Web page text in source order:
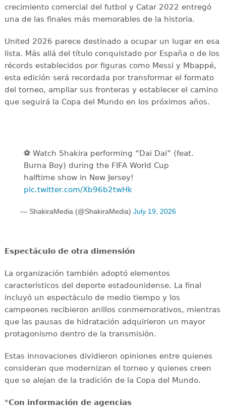
crecimiento comercial del futbol y Catar 2022 entregó
una de las finales más memorables de la historia.
United 2026 parece destinado a ocupar un lugar en esa
lista. Más allá del título conquistado por España o de los
récords establecidos por figuras como Messi y Mbappé,
esta edición será recordada por transformar el formato
del torneo, ampliar sus fronteras y establecer el camino
que seguirá la Copa del Mundo en los próximos años.
⚽️️ Watch Shakira performing “Dai Dai” (feat.
Burna Boy) during the FIFA World Cup
halftime show in New Jersey!
pic.twitter.com/Xb96b2twHk
— ShakiraMedia (@ShakiraMedia) July 19, 2026
Espectáculo de otra dimensión
La organización también adoptó elementos
característicos del deporte estadounidense. La final
incluyó un espectáculo de medio tiempo y los
campeones recibieron anillos conmemorativos, mientras
que las pausas de hidratación adquirieron un mayor
protagonismo dentro de la transmisión.
Estas innovaciones dividieron opiniones entre quienes
consideran que modernizan el torneo y quienes creen
que se alejan de la tradición de la Copa del Mundo.
*Con información de agencias